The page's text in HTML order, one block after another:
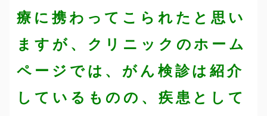
療に携わってこられたと思い
ますが、クリニックのホーム
ページでは、がん検診は紹介
しているものの、疾患として